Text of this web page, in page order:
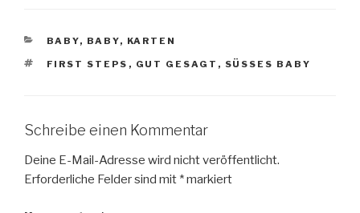
KATEGORIEN
BABY, BABY, KARTEN
SCHLAGWÖRTER
FIRST STEPS , GUT GESAGT , SÜSSES BABY
Schreibe einen Kommentar
Deine E-Mail-Adresse wird nicht veröffentlicht.
Erforderliche Felder sind mit *markiert